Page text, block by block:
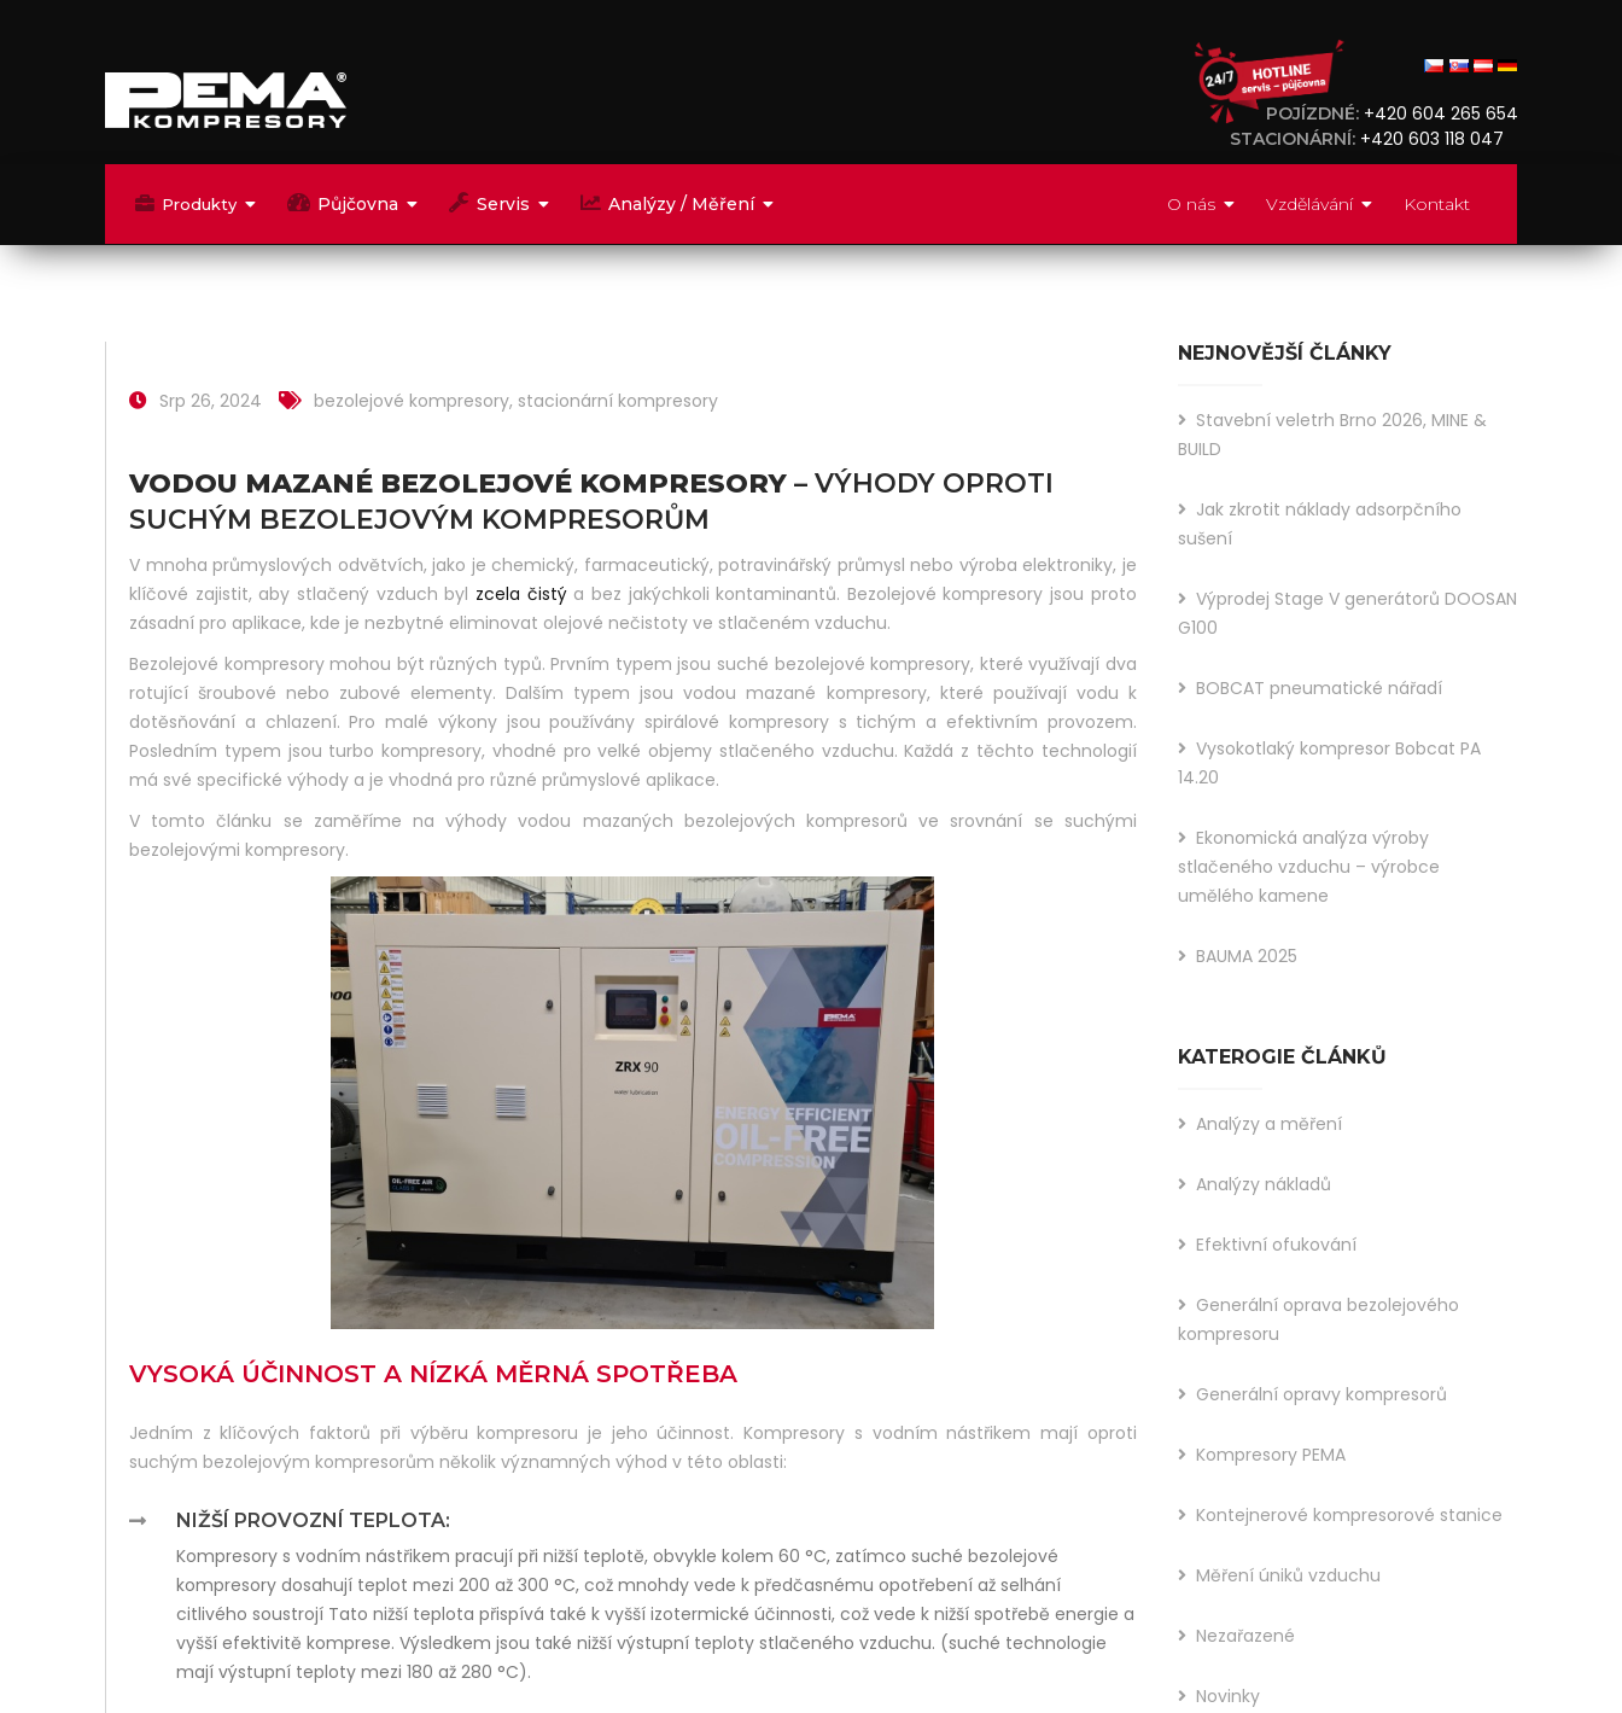
POJÍZDNÉ: +420 604 265 654
STACIONÁRNÍ: +420 603 118 047
Produkty Půjčovna Servis Analýzy / Měření O nás Vzdělávání Kontakt
Srp 26, 2024 bezolejové kompresory, stacionární kompresory
VODOU MAZANÉ BEZOLEJOVÉ KOMPRESORY – VÝHODY OPROTI
SUCHÝM BEZOLEJOVÝM KOMPRESORŮM
V mnoha průmyslových odvětvích, jako je chemický, farmaceutický, potravinářský průmysl nebo výroba elektroniky, je
klíčové zajistit, aby stlačený vzduch byl zcela čistýa bez jakýchkoli kontaminantů. Bezolejové kompresory jsou proto
zásadní pro aplikace, kde je nezbytné eliminovat olejové nečistoty ve stlačeném vzduchu.
Bezolejové kompresory mohou být různých typů. Prvním typem jsou suché bezolejové kompresory, které využívají dva
rotující šroubové nebo zubové elementy. Dalším typem jsou vodou mazané kompresory, které používají vodu k
dotěsňování a chlazení. Pro malé výkony jsou používány spirálové kompresory s tichým a efektivním provozem.
Posledním typem jsou turbo kompresory, vhodné pro velké objemy stlačeného vzduchu. Každá z těchto technologií
má své specifické výhody a je vhodná pro různé průmyslové aplikace.
V tomto článku se zaměříme na výhody vodou mazaných bezolejových kompresorů ve srovnání se suchými
bezolejovými kompresory.
VYSOKÁ ÚČINNOST A NÍZKÁ MĚRNÁ SPOTŘEBA
Jedním z klíčových faktorů při výběru kompresoru je jeho účinnost. Kompresory s vodním nástřikem mají oproti
suchým bezolejovým kompresorům několik významných výhod v této oblasti:
NIŽŠÍ PROVOZNÍ TEPLOTA:
Kompresory s vodním nástřikem pracují při nižší teplotě, obvykle kolem 60 °C, zatímco suché bezolejové
kompresory dosahují teplot mezi 200 až 300 °C, což mnohdy vede k předčasnému opotřebení až selhání
citlivého soustrojí Tato nižší teplota přispívá také k vyšší izotermické účinnosti, což vede k nižší spotřebě energie a
vyšší efektivitě komprese. Výsledkem jsou také nižší výstupní teploty stlačeného vzduchu. (suché technologie
mají výstupní teploty mezi 180 až 280 °C).
Like
Post?
Share
NEJNOVĚJŠÍ ČLÁNKY
Stavební veletrh Brno 2026, MINE &
BUILD
Jak zkrotit náklady adsorpčního
sušení
Výprodej Stage V generátorů DOOSAN
G100
BOBCAT pneumatické nářadí
Vysokotlaký kompresor Bobcat PA
14.20
Ekonomická analýza výroby
stlačeného vzduchu – výrobce
umělého kamene
BAUMA 2025
KATEROGIE ČLÁNKŮ
Analýzy a měření
Analýzy nákladů
Efektivní ofukování
Generální oprava bezolejového
kompresoru
Generální opravy kompresorů
Kompresory PEMA
Kontejnerové kompresorové stanice
Měření úniků vzduchu
Nezařazené
Novinky